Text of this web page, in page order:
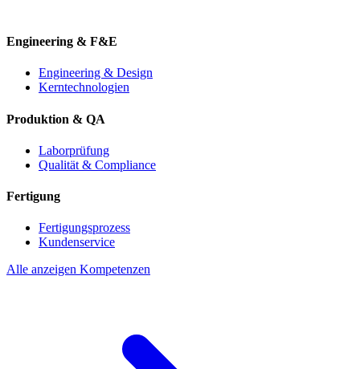
Engineering & F&E
Engineering & Design
Kerntechnologien
Produktion & QA
Laborprüfung
Qualität & Compliance
Fertigung
Fertigungsprozess
Kundenservice
Alle anzeigen Kompetenzen